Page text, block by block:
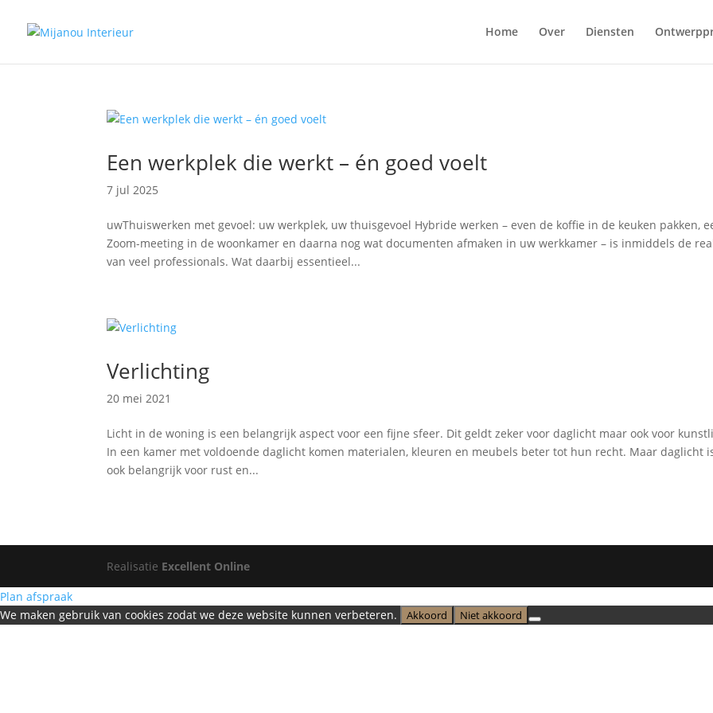
Home Over Diensten
Een werkplek die werkt – én goed voelt
7 jul 2025
uwThuiswerken met gevoel: uw werkplek, uw thuisgevoel Hybride werken – even de koffie in de keuken pakken,
Zoom-meeting in de woonkamer en daarna nog wat documenten afmaken in uw werkkamer – is inmiddels de
van veel professionals. Wat daarbij essentieel...
Verlichting
20 mei 2021
Licht in de woning is een belangrijk aspect voor een fijne sfeer. Dit geldt zeker voor daglicht maar ook voor
In een kamer met voldoende daglicht komen materialen, kleuren en meubels beter tot hun recht. Maar daglicht
ook belangrijk voor rust en...
Realisatie Excellent Online
Plan afspraak
We maken gebruik van cookies zodat we deze website kunnen verbeteren.
Akkoord Niet akkoord